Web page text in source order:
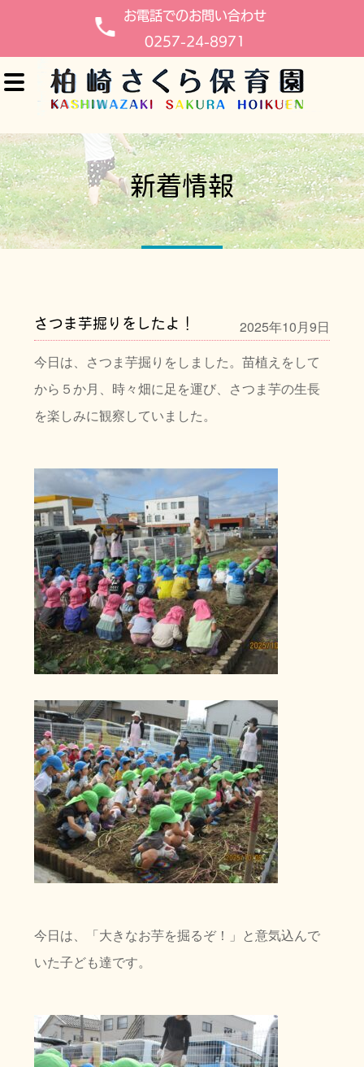
お電話でのお問い合わせ
0257-24-8971
ホーム
園の紹介
施設の紹介
よくある質問
おたより
新着情報
さつま芋掘りをしたよ！ 2025年10月9日
今日は、さつま芋掘りをしました。苗植えをして
から５か月、時々畑に足を運び、さつま芋の生長
を楽しみに観察していました。
今日は、「大きなお芋を掘るぞ！」と意気込んで
いた子ども達です。